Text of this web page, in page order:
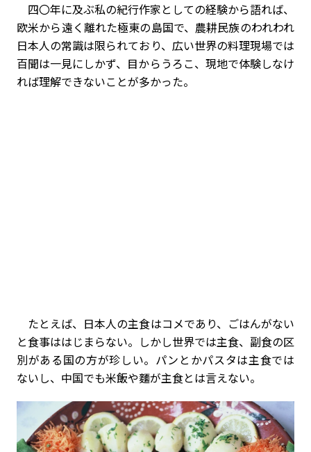
四〇年に及ぶ私の紀行作家としての経験から語れば、
欧米から遠く離れた極東の島国で、農耕民族のわれわれ
日本人の常識は限られており、広い世界の料理現場では
百聞は一見にしかず、目からうろこ、現地で体験しなけ
れば理解できないことが多かった。
たとえば、日本人の主食はコメであり、ごはんがない
と食事ははじまらない。しかし世界では主食、副食の区
別がある国の方が珍しい。パンとかパスタは主食では
ないし、中国でも米飯や麵が主食とは言えない。